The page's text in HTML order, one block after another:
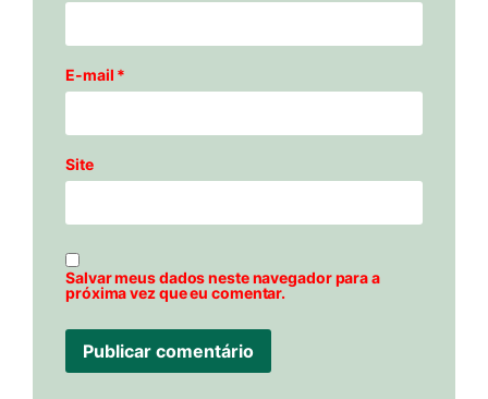
E-mail *
Site
Salvar meus dados neste navegador para a
próxima vez que eu comentar.